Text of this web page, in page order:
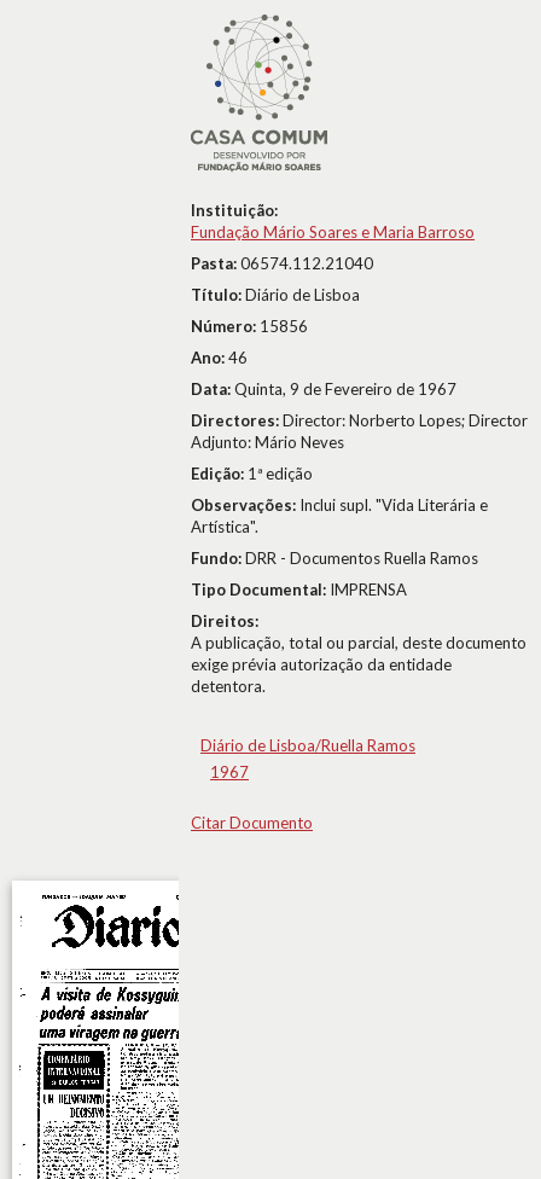
Instituição:
Fundação Mário Soares e Maria Barroso
Pasta:06574.112.21040
Título:Diário de Lisboa
Número: 15856
Ano:46
Data:Quinta, 9 de Fevereiro de 1967
Directores:Director: Norberto Lopes; Director
Adjunto: Mário Neves
Edição: 1ª edição
Observações: Inclui supl. "Vida Literária e
Artística".
Fundo:DRR - Documentos Ruella Ramos
Tipo Documental: IMPRENSA
Direitos:
A publicação, total ou parcial, deste documento
exige prévia autorização da entidade
detentora.
Diário de Lisboa/Ruella Ramos
1967
Citar Documento